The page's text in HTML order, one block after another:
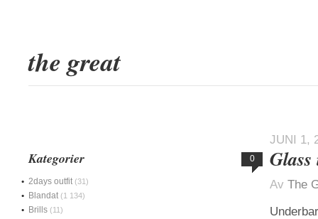
the great
JUNI 1,
0
Av The
Kategorier
2days outfit (31)
Blandat (1 134)
Brills (11)